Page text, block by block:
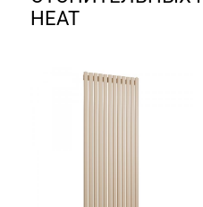
HEAT